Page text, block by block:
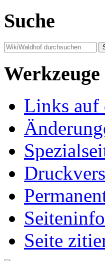
Suche
Werkzeuge
Links auf
Seite